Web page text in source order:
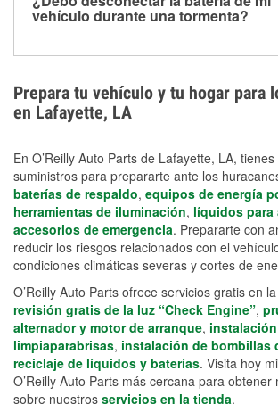
días después de la exposición.
para aplicaciones de ciclo profundo
selladas, resistentes a las vibraciones y
vehículo durante una tormenta?
los daños por inundación. Evitar el
preparar opciones de carga de
medidas de protección más efectivas.
Prepara tu vehículo y tu hogar para
en Lafayette, LA
En O’Reilly Auto Parts de Lafayette, LA,
suministros para prepararte ante los
baterías de respaldo, equipos de energía
herramientas de iluminación, líquidos
accesorios de emergencia. Prepararte con
reducir los riesgos relacionados con el
condiciones climáticas severas y cortes de
O’Reilly Auto Parts ofrece servicios gratis en
revisión gratis de la luz “Check Engine”,
alternador y motor de arranque,
limpiaparabrisas, instalación de bombillas
reciclaje de líquidos y baterías. Visita hoy
O’Reilly Auto Parts más cercana para obtener
sobre nuestros servicios en la tienda.